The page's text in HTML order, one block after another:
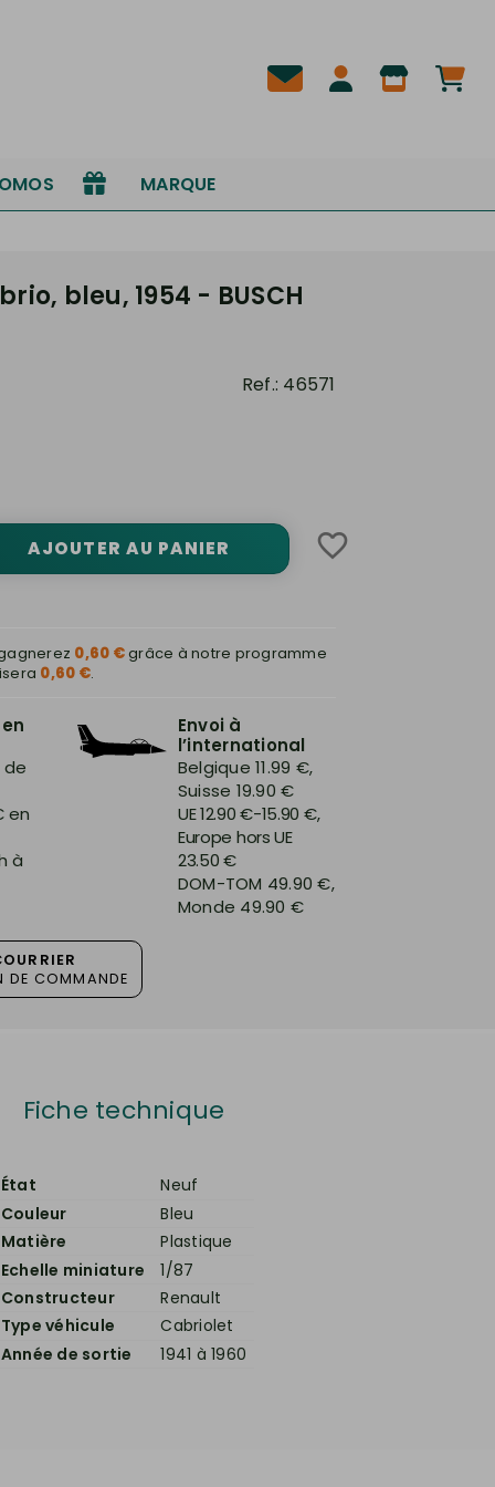
MARQUE
bleu, 1954 - BUSCH
Ref.: 46571
AJOUTER AU PANIER favorite_border
0,60 €grâce à notre programme
0,60 €.
de
en
à
Envoi à
l’international
Belgique 11.99 €,
Suisse 19.90 €
UE 12.90 €-15.90 €,
Europe hors UE
23.50 €
DOM-TOM 49.90 €,
Monde 49.90 €
DE COMMANDE
Fiche technique
État
Neuf
Couleur
Bleu
Matière
Plastique
Echelle miniature
1/87
Constructeur
Renault
Type véhicule
Cabriolet
Année de sortie
1941 à 1960